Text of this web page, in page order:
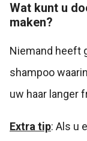
Wat kunt u
maken?
Niemand heeft
shampoo
uw haar langer
Extra tip: Als u